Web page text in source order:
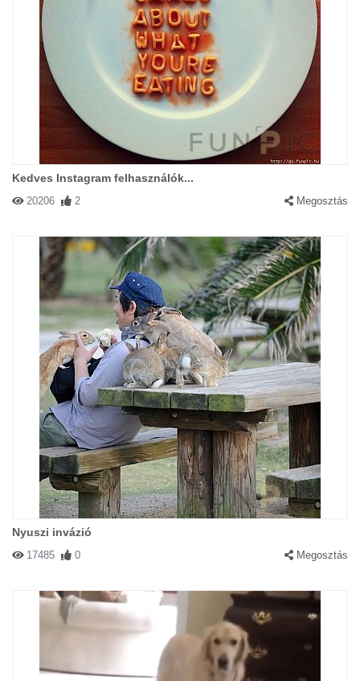
Kedves Instagram felhasználók...
20206 2 Megosztás
Nyuszi invázió
17485 0 Megosztás